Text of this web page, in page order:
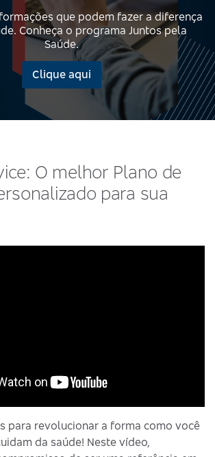
que podem fazer a diferença
Conheça o programa Juntos pela
Saúde.
Clique aqui
O melhor Plano de
para sua
para revolucionar a forma como você
da saúde! Neste vídeo,